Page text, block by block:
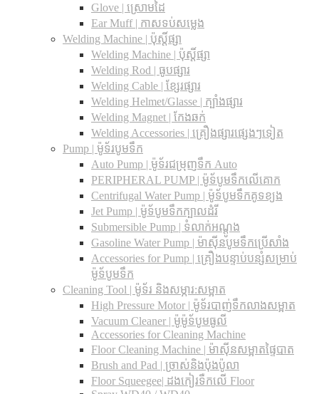
Glove | ស្រោមដៃ
Ear Muff | កាសទប់សម្លេង
Welding Machine | ប៉ុស្តិ៍ផ្សា
Welding Machine | ប៉ុស្តិ៍ផ្សា
Welding Rod | ធូបផ្សារ
Welding Cable | ខ្សែរផ្សារ
Welding Helmet/Glasse | ក្បាំងផ្សារ
Welding Magnet | កែងឆក់
Welding Accessories | គ្រឿងផ្សារផ្សេងៗទៀត
Pump | ម៉ូទ័របូមទឹក
Auto Pump | ម៉ូទ័រជម្រុញទឹក Auto
PERIPHERAL PUMP | ម៉ូទ័បូមទឹកលើគោក
Centrifugal Water Pump | ម៉ូទ័បូមទឹកគូទខ្យង
Jet Pump | ម៉ូទ័បូមទឹកក្បាលដំរី
Submersible Pump | ទំលាក់អណ្តូង
Gasoline Water Pump | ម៉ាស៊ីនបូមទឹកប្រើសាំង
Accessories for Pump | គ្រឿងបន្ទាប់បន្សំសម្រាប់
ម៉ូទ័បូមទឹក
Cleaning Tool | ម៉ូទ័រ និងសម្ភារ:សម្អាត
High Pressure Motor | ម៉ូទ័របាញ់ទឹកលាងសម្អាត
Vacuum Cleaner | ម៉ូម៉ូទ័បូមធូលី
Accessories for Cleaning Machine
Floor Cleaning Machine | ម៉ាស៊ីនសម្អាតផ្ទៃបាត
Brush and Pad | ច្រាស់និងប៉ុងប៉ូលា
Floor Squeegee| ដងកៀរទឺកលើ Floor